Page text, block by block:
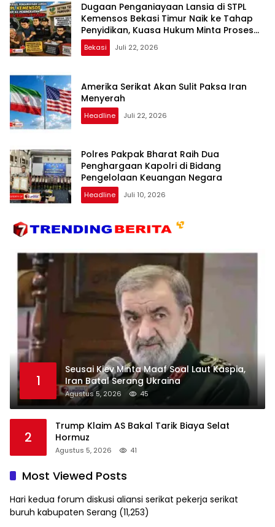
Dugaan Penganiayaan Lansia di STPL
Kemensos Bekasi Timur Naik ke Tahap
Penyidikan, Kuasa Hukum Minta Proses
Transparan dan Bebas Intervensi
Bekasi Juli 22, 2026
Amerika Serikat Akan Sulit Paksa Iran
Menyerah
Headline Juli 22, 2026
Polres Pakpak Bharat Raih Dua
Penghargaan Kapolri di Bidang
Pengelolaan Keuangan Negara
Headline Juli 10, 2026
1
Seusai Kiev Minta Maaf Soal Laut Kaspia,
Iran Batal Serang Ukraina
Agustus 5, 2026 45
2
Trump Klaim AS Bakal Tarik Biaya Selat
Hormuz
Agustus 5, 2026 41
Most Viewed Posts
Hari kedua forum diskusi aliansi serikat pekerja serikat
buruh kabupaten Serang (11,253)